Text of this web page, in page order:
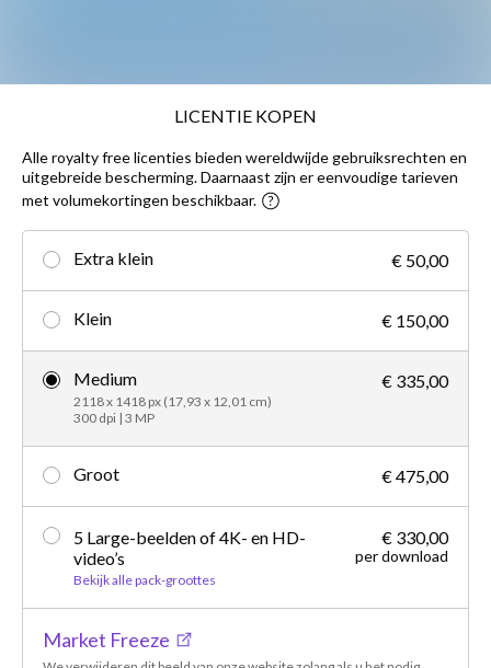
LICENTIE KOPEN
Alle royalty free licenties bieden wereldwijde gebruiksrechten en
uitgebreide bescherming. Daarnaast zijn er eenvoudige tarieven
met volumekortingen beschikbaar.
Extra klein € 50,00
Klein € 150,00
Medium
2118 x 1418 px (17,93 x 12,01 cm)
300 dpi | 3 MP
€ 335,00
Groot € 475,00
5 Large-beelden of 4K- en HD-
video’s
Bekijk alle pack-groottes
€ 330,00
per download
Market Freeze